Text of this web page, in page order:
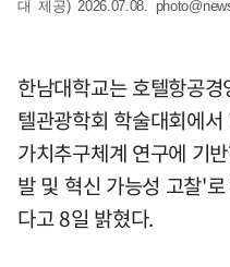
대 제공) 2026.07.08.
한남대학교는 호텔항공
텔관광학회 학술대회에
가치추구체계 연구에 기
발 및 혁신 가능성 고찰'
다고 8일 밝혔다.